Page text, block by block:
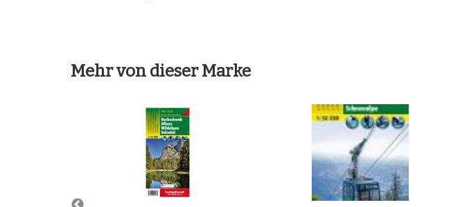
Mehr von dieser Marke